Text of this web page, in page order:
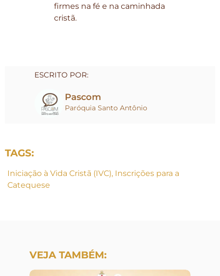
firmes na fé e na caminhada
cristã.
ESCRITO POR:
Pascom
Paróquia Santo Antônio
TAGS:
Iniciação à Vida Cristã (IVC), Inscrições para a
Catequese
VEJA TAMBÉM: